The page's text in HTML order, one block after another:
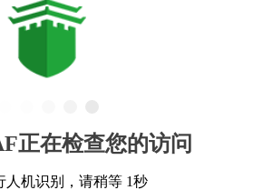
正在检查您的访问
人机识别，请稍等 1秒